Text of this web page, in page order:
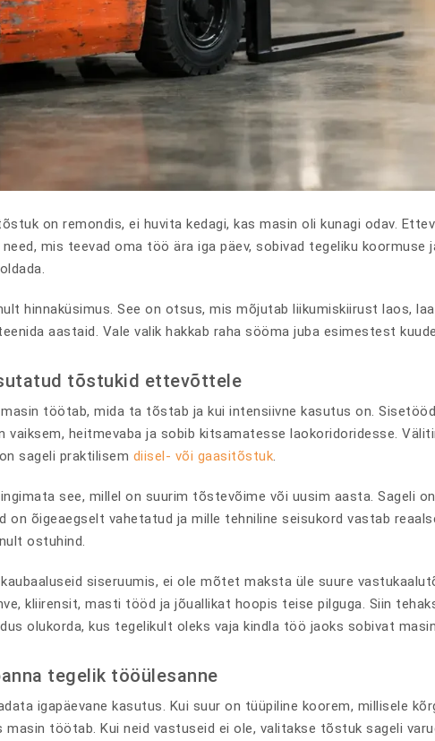
on remondis, ei huvita kedagi, kas masin oli kunagi odav.
mis teevad oma töö ära iga päev, sobivad tegeliku koormuse
hinnaküsimus. See on otsus, mis mõjutab liikumiskiirust laos,
aastaid. Vale valik hakkab raha sööma juba esimestest
tõstukid ettevõttele
töötab, mida ta tõstab ja kui intensiivne kasutus on.
vaiksem, heitmevaba ja sobib kitsamatesse laokoridoridesse.
sageli praktilisem diisel- või gaasitõstuk.
see, millel on suurim tõstevõime või uusim aasta. Sageli
on õigeaegselt vahetatud ja mille tehniline seisukord vastab
ostuhind.
siseruumis, ei ole mõtet maksta üle suure
kliirensit, masti tööd ja jõuallikat hoopis teise pilguga. Siin
olukorda, kus tegelikult oleks vaja kindla töö jaoks sobivat
tegelik tööülesanne
igapäevane kasutus. Kui suur on tüüpiline koorem, millisele
töötab. Kui neid vastuseid ei ole, valitakse tõstuk sageli